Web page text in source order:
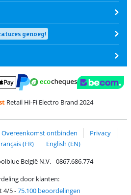
genoeg!
en Visa via ClickToPay
Retail Hi-Fi Electro Brand 2024
Overeenkomst ontbinden
Privacy
(FR)
English (EN)
België N.V. - 0867.686.774
door klanten:
4/5-75.100 beoordelingen